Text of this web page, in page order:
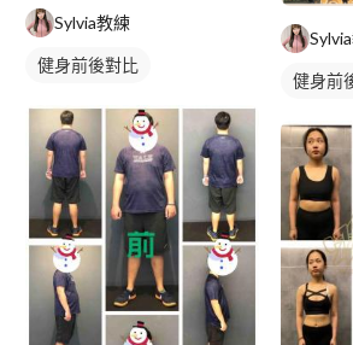
Sylvia教練
健身前後對比
健身前